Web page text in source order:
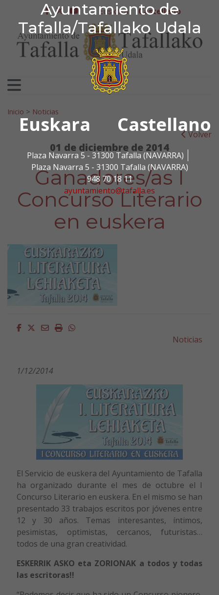
Ayuntamiento de
Tafalla/Tafallako Udala
Euskara Castellano
Plaza Navarra 5 - 31300 Tafalla (NAVARRA)
Plaza Navarra 5 - 31300 Tafalla (NAVARRA)
948 70 18 11
ayuntamiento@tafalla.es
Ir al contenido
Ayuntamiento de
facebook
twitter
youtube
Euskera Castellano
Search for:
Inicio > Noticias
Volver
01 de diciembre de 2014
Ganadores/as I
Concurso Literario
en euskera
Facebook
Twitter
EmailImprimirWhatsapp
Noticias
1/12/2014
El Servicio de euskera del Ayuntamiento de Tafalla
ha organizado durante el mes de octubre el I
Concurso Literario en euskera. En el mismo se han
presentado 33 trabajos escritos por jóvenes entre
12 y 30 años. Temas interesantes, íntimos,
pesimistas, optimistas, cercanos, futuristas…
todos de una gran creatividad.
ESKERRIK ASKO eta ZORIONAK a todos y todas
las escritoras!!